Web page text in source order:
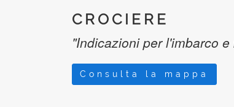
CROCIERE
"Indicazioni per l'imbarco
Consulta la mappa